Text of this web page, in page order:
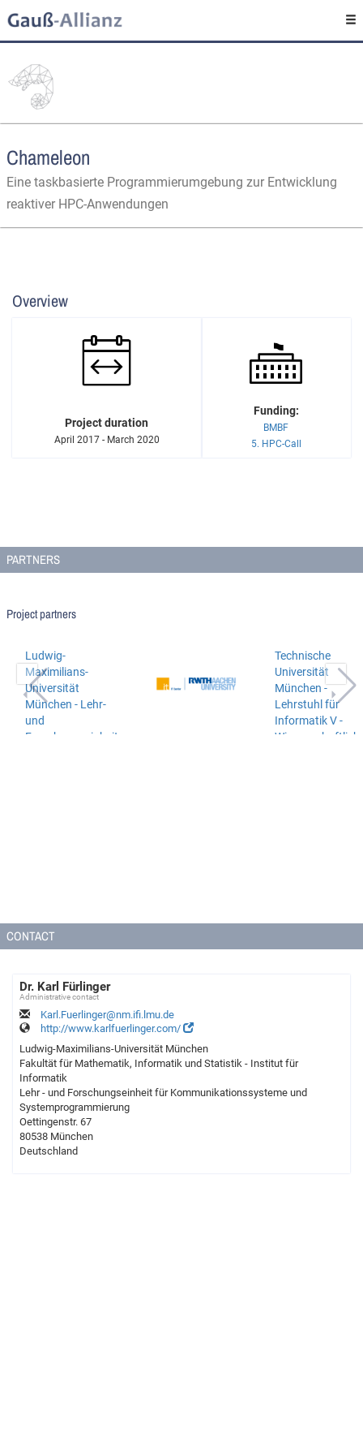
Chameleon
Eine taskbasierte Programmierumgebung zur Entwicklung
reaktiver HPC-Anwendungen
Overview
Project duration
April 2017 - March 2020
Funding:
BMBF
5. HPC-Call
PARTNERS
Project partners
Ludwig-
Maximilians-
Universität
München - Lehr-
und
Forschungseinheit
Technische
Universität
München -
Lehrstuhl für
Informatik V -
CONTACT
Dr. Karl Fürlinger
Administrative contact
Karl.Fuerlinger@nm.ifi.lmu.de
http://www.karlfuerlinger.com/
Ludwig-Maximilians-Universität München
Fakultät für Mathematik, Informatik und Statistik - Institut für
Informatik
Lehr - und Forschungseinheit für Kommunikationssysteme und
Systemprogrammierung
Oettingenstr. 67
80538 München
Deutschland